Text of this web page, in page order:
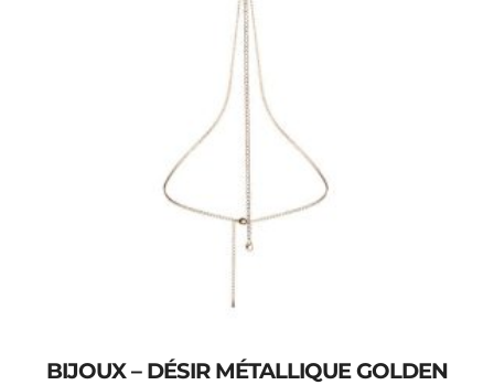
BIJOUX – DÉSIR MÉTALLIQUE GOLDEN